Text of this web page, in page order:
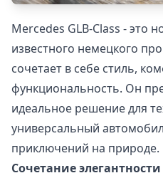
Mercedes GLB-Class - это
известного немецкого
сочетает в себе стиль,
функциональность. Он
идеальное решение для
универсальный
приключений на природе.
Сочетание